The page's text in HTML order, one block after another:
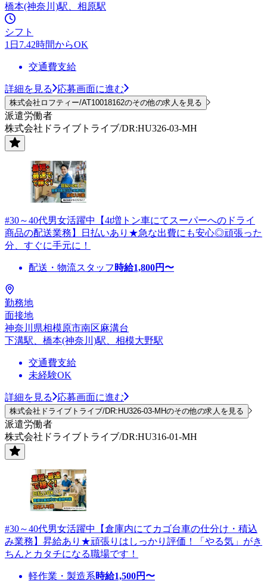
橋本(神奈川)駅、相原駅
シフト
1日7.42時間からOK
交通費支給
詳細を見る 応募画面に進む
株式会社ロフティー/AT10018162のその他の求人を見る
派遣労働者
株式会社ドライブトライブ/DR:HU326-03-MH
#30～40代男女活躍中【4t増トン車にてスーパーへのドライ
商品の配送業務】日払いあり★急な出費にも安心◎頑張った
分、すぐに手元に！
配送・物流スタッフ 時給1,800円〜
勤務地
面接地
神奈川県相模原市南区麻溝台
下溝駅、橋本(神奈川)駅、相模大野駅
交通費支給
未経験OK
詳細を見る 応募画面に進む
株式会社ドライブトライブ/DR:HU326-03-MHのその他の求人を見る
派遣労働者
株式会社ドライブトライブ/DR:HU316-01-MH
#30～40代男女活躍中【倉庫内にてカゴ台車の仕分け・積込
み業務】昇給あり★頑張りはしっかり評価！「やる気」がき
ちんとカタチになる職場です！
軽作業・製造系時給1,500円〜